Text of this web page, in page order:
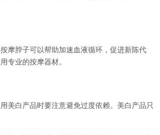
摩脖子可以帮助加速血液循环，促进新陈代
专业的按摩器材。
美白产品时要注意避免过度依赖。美白产品只